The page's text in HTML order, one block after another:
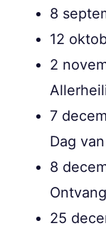
8
12
2
7
Dag
8
25